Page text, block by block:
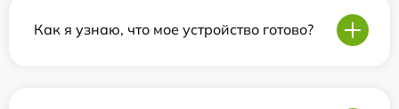
Как я узнаю, что мое устройство готово?